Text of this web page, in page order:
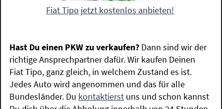
Fiat Tipo jetzt kostenlos anbieten!
Hast Du einen PKW zu verkaufen? Dann sind wir der
richtige Ansprechpartner dafür. Wir kaufen Deinen
Fiat Tipo, ganz gleich, in welchem Zustand es ist.
Jedes Auto wird angenommen und das für alle
Bundesländer. Du kontaktierst uns und schon kannst